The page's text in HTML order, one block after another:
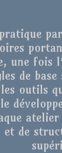
une fois
de base
outils
atelier
et de